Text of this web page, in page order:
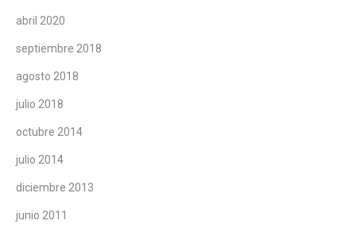
abril 2020
septiembre 2018
agosto 2018
julio 2018
octubre 2014
julio 2014
diciembre 2013
junio 2011